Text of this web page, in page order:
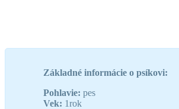
Základné informácie o psíkovi:
Pohlavie: pes
Vek: 1rok